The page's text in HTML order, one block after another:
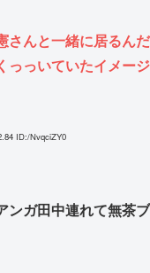
さんと一緒に居るん
っっいていたイメー
ID:/NvqciZY0
ンガ田中連れて無茶